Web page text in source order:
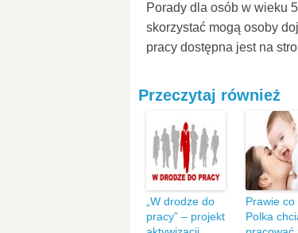
Porady dla osób w wieku
skorzystać mogą osoby
pracy dostępna jest na
Przeczytaj również
„W drodze do
pracy” – projekt
Prawie co
Polka